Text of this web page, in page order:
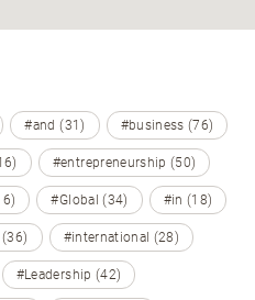
#and (31) #business (76)
#entrepreneurship (50)
#Global (34) #in (18)
#international (28)
#Leadership (42)